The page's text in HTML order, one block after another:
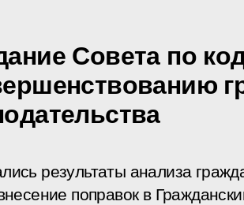
Совета по
результаты анализа
поправок в